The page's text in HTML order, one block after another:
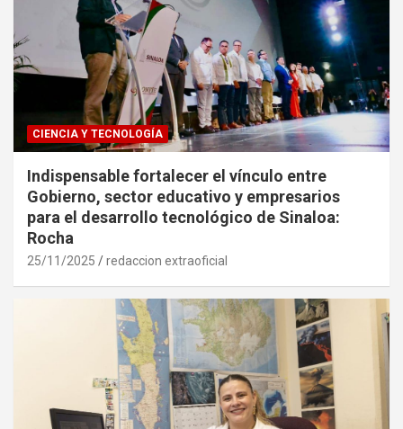
CIENCIA Y TECNOLOGÍA
Indispensable fortalecer el vínculo entre
Gobierno, sector educativo y empresarios
para el desarrollo tecnológico de Sinaloa:
Rocha
25/11/2025 redaccion extraoficial